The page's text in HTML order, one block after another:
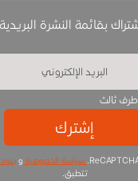
بقائمة النشرة البريدية
ثالث
إشترك
سياسة الخصوصية و
تتطبق.